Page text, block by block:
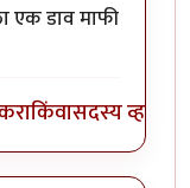
एक डाव माफी
किंवासदस्य व्हा